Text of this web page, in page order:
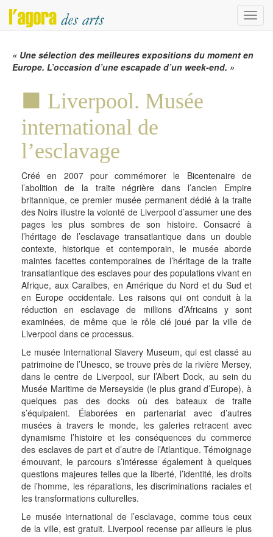
Menu
« Une sélection des meilleures expositions du moment en
Europe. L’occasion d’une escapade d’un week-end. »
Liverpool. Musée
international de
l’esclavage
Créé en 2007 pour commémorer le Bicentenaire de
l’abolition de la traite négrière dans l’ancien Empire
britannique, ce premier musée permanent dédié à la traite
des Noirs illustre la volonté de Liverpool d’assumer une des
pages les plus sombres de son histoire. Consacré à
l’héritage de l’esclavage transatlantique dans un double
contexte, historique et contemporain, le musée aborde
maintes facettes contemporaines de l’héritage de la traite
transatlantique des esclaves pour des populations vivant en
Afrique, aux Caraïbes, en Amérique du Nord et du Sud et
en Europe occidentale. Les raisons qui ont conduit à la
réduction en esclavage de millions d’Africains y sont
examinées, de même que le rôle clé joué par la ville de
Liverpool dans ce processus.
Le musée International Slavery Museum, qui est classé au
patrimoine de l’Unesco, se trouve près de la rivière Mersey,
dans le centre de Liverpool, sur l’Albert Dock, au sein du
Musée Maritime de Merseyside (le plus grand d’Europe), à
quelques pas des docks où des bateaux de traite
s’équipaient. Élaborées en partenariat avec d’autres
musées à travers le monde, les galeries retracent avec
dynamisme l’histoire et les conséquences du commerce
des esclaves de part et d’autre de l’Atlantique. Témoignage
émouvant, le parcours s’intéresse également à quelques
questions majeures telles que la liberté, l’identité, les droits
de l’homme, les réparations, les discriminations raciales et
les transformations culturelles.
Le musée international de l’esclavage, comme tous ceux
de la ville, est gratuit. Liverpool recense par ailleurs le plus